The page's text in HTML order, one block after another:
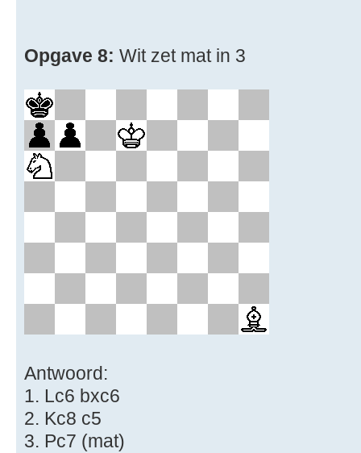
Opgave 8: Wit zet mat in 3
Antwoord:
1. Lc6 bxc6
2. Kc8 c5
3. Pc7 (mat)